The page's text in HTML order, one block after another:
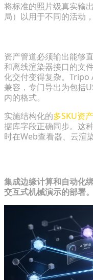
将标准的照片级真实输
局）以用于不同的活动
资产管道必须输出能够
和离线渲染器接口的文
化交付变得复杂。Tripo
兼容，专门导出为包括
内的格式。
实施结构化的多SKU资
据库字段正确同步。这
时在Web查看器、云渲
集成边缘计算和自动化
交互式机械演示的部署。